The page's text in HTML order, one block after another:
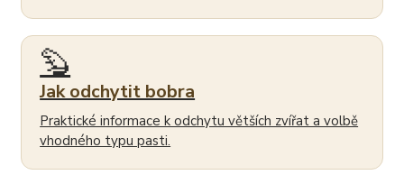
🦫
Jak odchytit bobra
Praktické informace k odchytu větších zvířat a volbě
vhodného typu pasti.